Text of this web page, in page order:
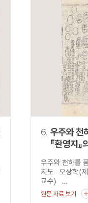
6. 우주와 천
『환영지』
우주와 천하를
지도 오상학(제
교수) ...
원문 자료 보기